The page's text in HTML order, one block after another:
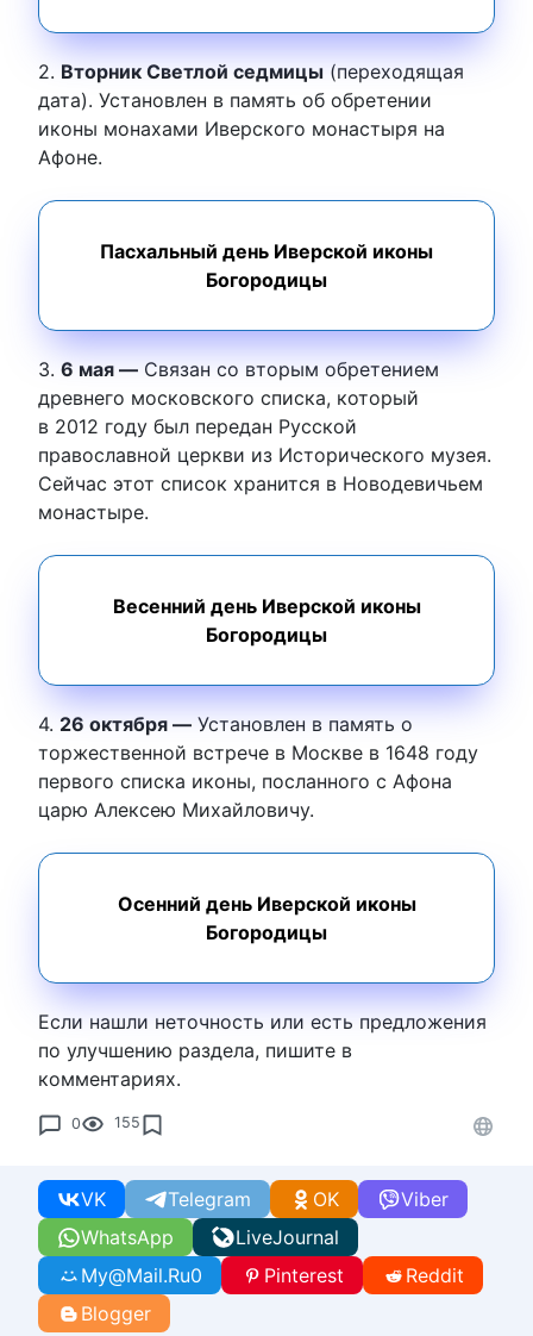
2. Вторник Светлой седмицы (переходящая
дата). Установлен в память об обретении
иконы монахами Иверского монастыря на
Афоне.
Пасхальный день Иверской иконы
Богородицы
3. 6 мая — Связан со вторым обретением
древнего московского списка, который
в 2012 году был передан Русской
православной церкви из Исторического музея.
Сейчас этот список хранится в Новодевичьем
монастыре.
Весенний день Иверской иконы
Богородицы
4. 26 октября — Установлен в память о
торжественной встрече в Москве в 1648 году
первого списка иконы, посланного с Афона
царю Алексею Михайловичу.
Осенний день Иверской иконы
Богородицы
Если нашли неточность или есть предложения
по улучшению раздела, пишите в
комментариях.
0 155
WhatsApp
VK Telegram Viber
OK
LiveJournal
My@Mail.Ru0 Pinterest
Reddit
Blogger